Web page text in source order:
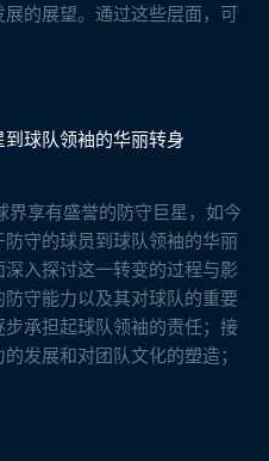
的展望。通过这些层面，可
球队领袖的华丽转身
界享有盛誉的防守巨星，如今
守的球员到球队领袖的华丽
入探讨这一转变的过程与影
守能力以及其对球队的重要
承担起球队领袖的责任；接
发展和对团队文化的塑造；